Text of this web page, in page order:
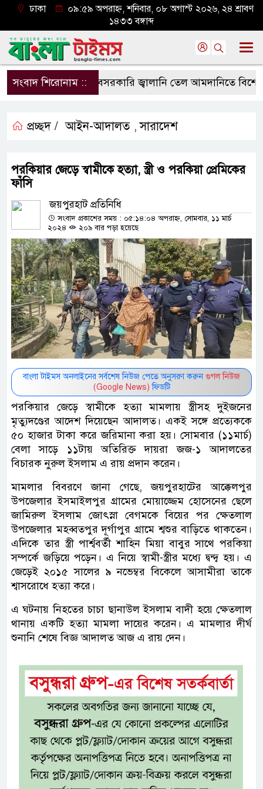
ঢাকা
০৯:৫৯ অপরাহ্ন, শনিবার, ০৮ অগাস্ট ২০২৬, ২৪ শ্রাবণ
১৪৩৩ বঙ্গাব্দ
সংবাদ শিরোনাম ::বেসরকারি জ্বালানি তেল আমদানিতে বিশেষ
প্রচ্ছদ / আইন-আদালত ,সারাদেশ
পরকিয়ার জেড়ে স্বামীকে হত্যা, স্ত্রী ও পরকিয়া প্রেমিকের
ফাঁসি
জয়পুরহাট প্রতিনিধি
সংবাদ প্রকাশের সময় : ০৫:১৪:০৪ অপরাহ্ন, সোমবার, ১১ মার্চ
২০২৪
২০৯ বার পড়া হয়েছে
বাংলা টাইমস অনলাইনের সর্বশেষ নিউজ পেতে অনুসরণ করুন গুগল নিউজ
(Google News) ফিডটি
পরকিয়ার জেড়ে স্বামীকে হত্যা মামলায় স্ত্রীসহ দুইজনের
মৃত্যুদণ্ডের আদেশ দিয়েছেন আদালত। একই সঙ্গে প্রত্যেককে
৫০ হাজার টাকা করে জরিমানা করা হয়। সোমবার (১১মার্চ)
বেলা সাড়ে ১১টায় অতিরিক্ত দায়রা জজ-১ আদালতের
বিচারক নুরুল ইসলাম এ রায় প্রদান করেন।
মামলার বিবরণে জানা গেছে, জয়পুরহাটের আক্কেলপুর
উপজেলার ইসমাইলপুর গ্রামের মোয়াজ্জেম হোসেনের ছেলে
জামিরুল ইসলাম জোৎস্না বেগমকে বিয়ের পর ক্ষেতলাল
উপজেলার মহব্বতপুর দূর্গাপুর গ্রামে শ্বশুর বাড়িতে থাকতেন।
এদিকে তার স্ত্রী পার্শ্ববর্তী শাহিন মিয়া বাবুর সাথে পরকিয়া
সম্পর্কে জড়িয়ে পড়েন। এ নিয়ে স্বামী-স্ত্রীর মধ্যে দ্বন্দ্ব হয়। এ
জেড়েই ২০১৫ সালের ৯ নভেম্বর বিকেলে আসামীরা তাকে
শ্বাসরোধে হত্যা করে।
এ ঘটনায় নিহতের চাচা ছানাউল ইসলাম বাদী হয়ে ক্ষেতলাল
থানায় একটি হত্যা মামলা দায়ের করেন। এ মামলার দীর্ঘ
শুনানি শেষে বিজ্ঞ আদালত আজ এ রায় দেন।